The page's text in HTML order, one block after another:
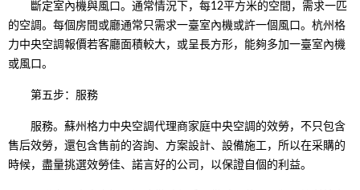
斷定室內機與風口。通常情況下，每12平方米的空間，需求一匹
的空調。每個房間或廳通常只需求一臺室內機或許一個風口。杭州格
力中央空調報價若客廳面積較大，或呈長方形，能夠多加一臺室內機
或風口。
第五步：服務
服務。蘇州格力中央空調代理商家庭中央空調的效勞，不只包含
售后效勞，還包含售前的咨詢、方案設計、設備施工，所以在采購的
時候，盡量挑選效勞佳、諾言好的公司，以保證自個的利益。